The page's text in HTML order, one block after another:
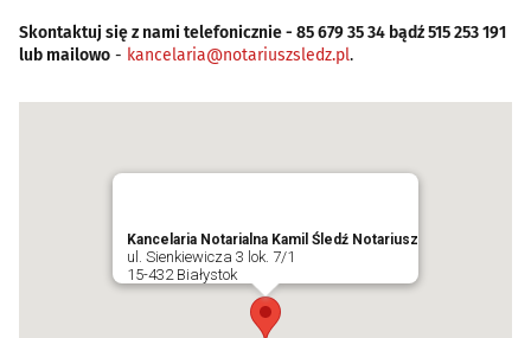
Skontaktuj się z nami telefonicznie - 85 679 35 34 bądź 515 253 191
lub mailowo - kancelaria@notariuszsledz.pl.
Kancelaria Notarialna Kamil Śledź Notariusz
ul. Sienkiewicza 3 lok. 7/1
15-432 Białystok